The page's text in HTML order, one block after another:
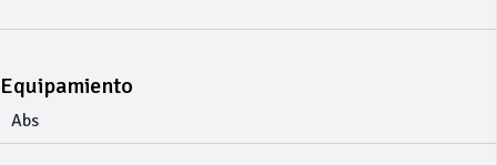
Equipamiento
Abs